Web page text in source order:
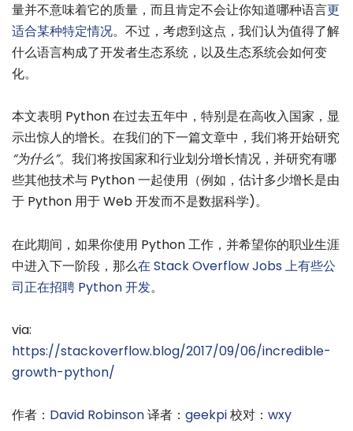
量并不意味着它的质量，而且肯定不会让你知道哪种语言更
适合某种特定情况。不过，考虑到这点，我们认为值得了解
什么语言构成了开发者生态系统，以及生态系统会如何变
化。
本文表明 Python 在过去五年中，特别是在高收入国家，显
示出惊人的增长。在我们的下一篇文章中，我们将开始研究
“为什么”。我们将按国家和行业划分增长情况，并研究有哪
些其他技术与 Python 一起使用（例如，估计多少增长是由
于 Python 用于 Web 开发而不是数据科学)。
在此期间，如果你使用 Python 工作，并希望你的职业生涯
中进入下一阶段，那么在 Stack Overflow Jobs 上有些公
司正在招聘 Python 开发。
via:
https://stackoverflow.blog/2017/09/06/incredible-
growth-python/
作者： David Robinson译者： geekpi校对： wxy